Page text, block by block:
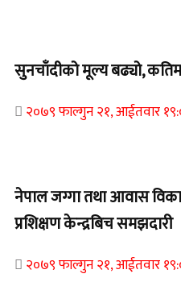
सुनचाँदीको मूल्य बढ्यो,
२०७९ फाल्गुन २१, आईतवार
नेपाल जग्गा तथा आवास
प्रशिक्षण केन्द्रबिच समझदारी
२०७९ फाल्गुन २१, आईतवार